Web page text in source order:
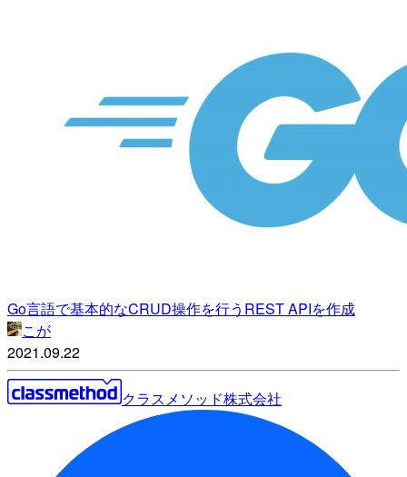
Go言語で基本的なCRUD操作を行うREST APIを作成
こが
2021.09.22
クラスメソッド株式会社